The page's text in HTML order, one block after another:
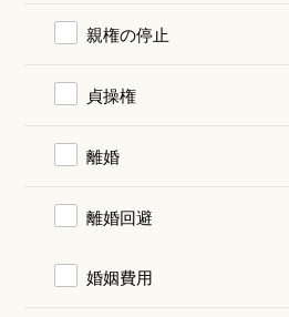
親権の停止
貞操権
離婚
離婚回避
婚姻費用